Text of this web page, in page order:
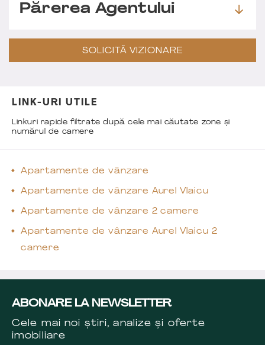
Părerea Agentului
SOLICITĂ VIZIONARE
LINK-URI UTILE
Linkuri rapide filtrate după cele mai căutate zone și
numărul de camere
Apartamente de vânzare
Apartamente de vânzare Aurel Vlaicu
Apartamente de vânzare 2 camere
Apartamente de vânzare Aurel Vlaicu 2
camere
ABONARE LA NEWSLETTER
Cele mai noi știri, analize și oferte
imobiliare